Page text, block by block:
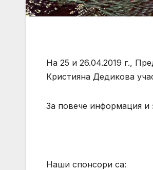
На 25 и 26.04.2019 г.,
Кристияна Дедикова
За повече информация и
Наши спонсори са: